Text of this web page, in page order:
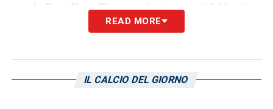
oBirsasulla trequarti? Non ho
ancora deciso, ma non è escluso che
bisogno di entrambe le soluzioni.Cerriha
fatto una buona gara. Può giocare con
READ MORE
IL CALCIO DEL GIORNO